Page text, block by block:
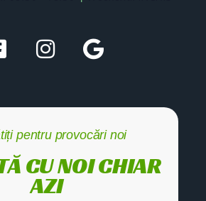
pentru provocări noi
CU NOI CHIAR
AZI